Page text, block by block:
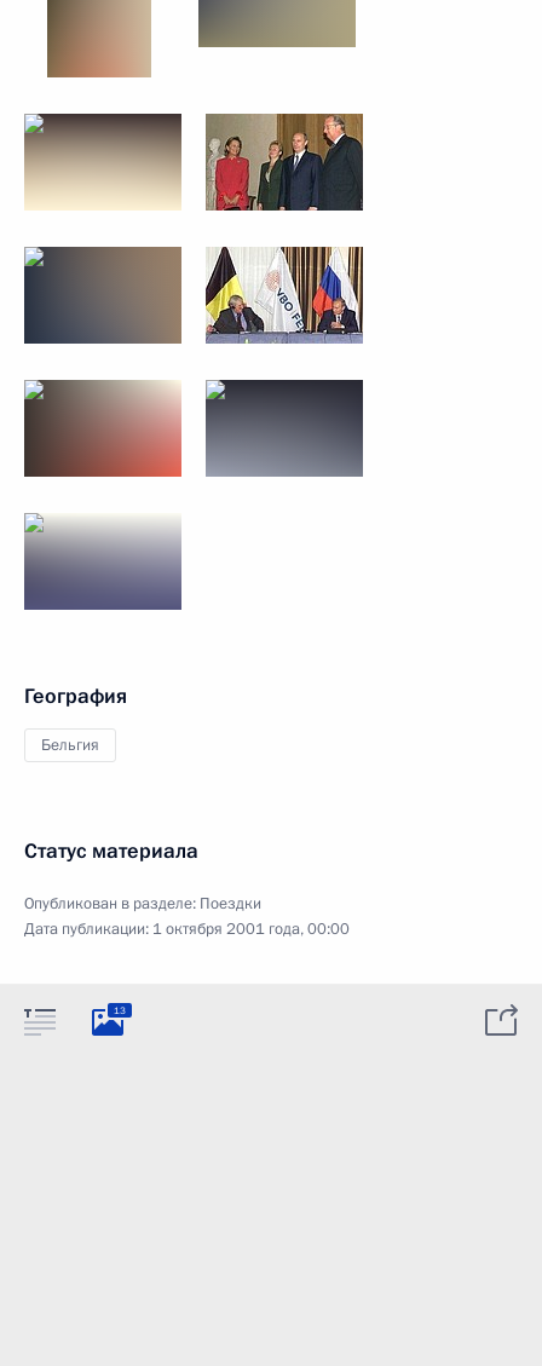
География
Бельгия
Статус материала
Опубликован в разделе: Поездки
Дата публикации: 1 октября 2001 года, 00:00
13